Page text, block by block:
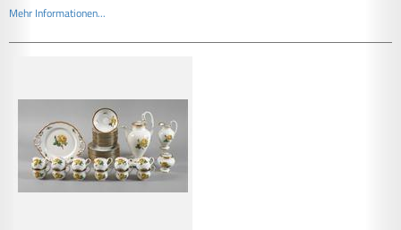
Mehr Informationen...